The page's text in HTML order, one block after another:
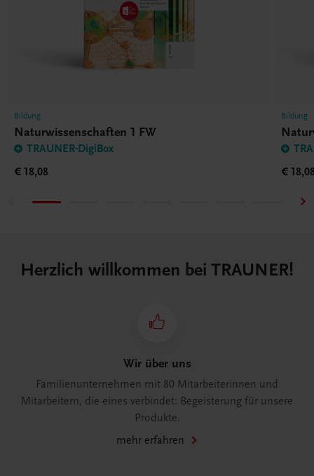
Bildung
Naturwissenschaften 1 FW
TRAUNER-DigiBox
€ 18,08
Bildung
€
Herzlich willkommen bei TRAUNER!
Wir über uns
Familienunternehmen mit 80 Mitarbeiterinnen und
Mitarbeitern, die eines verbindet: Begeisterung für unsere
Produkte.
mehr erfahren